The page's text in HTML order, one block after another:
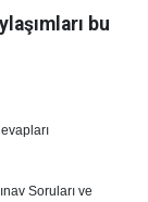
bu
Soruları ve